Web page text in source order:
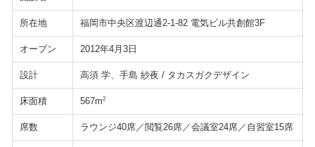
所在地 福岡市中央区渡辺通2-1-82 電気ビル共創館3F
オープン 2012年4月3日
設計 高須 学、手島 紗夜 / タカスガクデザイン
床面積 567m2
席数 ラウンジ40席／閲覧26席／会議室24席／自習室15席